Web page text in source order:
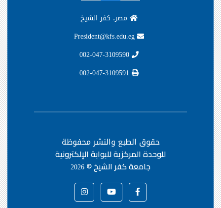
مصر، كفر الشيخ
حقوق الطبع والنشر محفوظة
للوحدة المركزية للبوابة الإلكترونية
جامعة كفر الشيخ ©2026